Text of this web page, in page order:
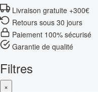
Livraison gratuite +300€
Retours sous 30 jours
Paiement 100% sécurisé
Garantie de qualité
Filtres
×